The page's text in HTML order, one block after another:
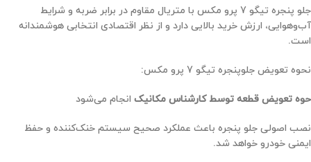
جلو پنجره تیگو 7 پرو مکس با متریال مقاوم در برابر ضربه و شرایط
آب‌وهوایی، ارزش خرید بالایی دارد و از نظر اقتصادی انتخابی هوشمندانه
است.
نحوه تعویض جلوپنجره تیگو 7 پرو مکس:
حوه تعویض قطعه توسط کارشناس مکانیک انجام می‌شود
نصب اصولی جلو پنجره باعث عملکرد صحیح سیستم خنک‌کننده و حفظ
ایمنی خودرو خواهد شد.